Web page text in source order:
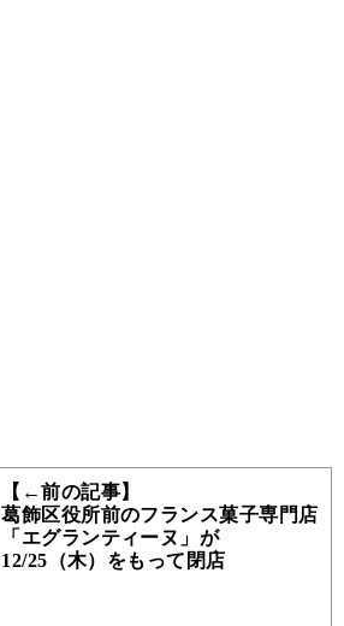
【←前の記事】
葛飾区役所前のフランス菓子専門店
「エグランティーヌ」が
12/25（木）をもって閉店